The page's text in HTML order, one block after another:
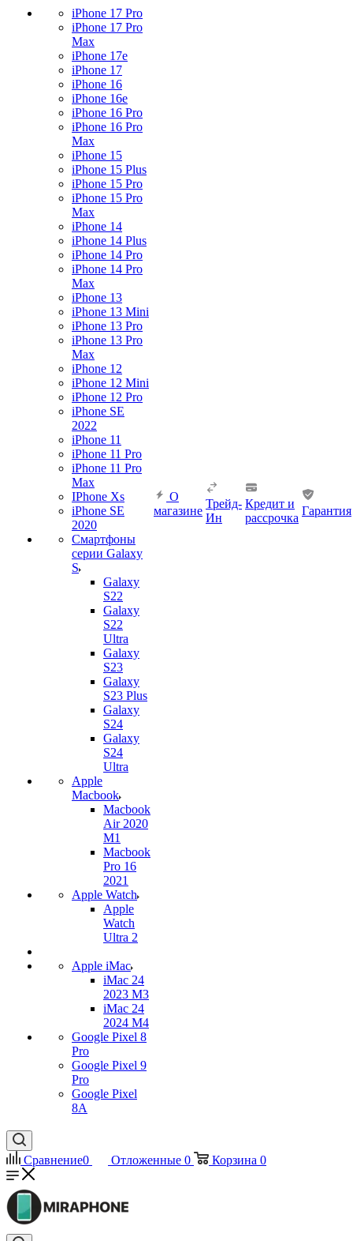
iPhone 17 Pro
iPhone 17 Pro
Max
iPhone 17e
iPhone 17
iPhone 16
iPhone 16e
iPhone 16 Pro
iPhone 16 Pro
Max
iPhone 15
iPhone 15 Plus
iPhone 15 Pro
iPhone 15 Pro
Max
iPhone 14
iPhone 14 Plus
iPhone 14 Pro
iPhone 14 Pro
Max
iPhone 13
iPhone 13 Mini
iPhone 13 Pro
iPhone 13 Pro
Max
iPhone 12
iPhone 12 Mini
iPhone 12 Pro
iPhone SE
2022
iPhone 11
iPhone 11 Pro
iPhone 11 Pro
Max
IPhone Xs
iPhone SE
2020
Смартфоны
серии Galaxy
S
Galaxy
S22
Galaxy
S22
Ultra
Galaxy
S23
Galaxy
S23 Plus
Galaxy
S24
Galaxy
S24
Ultra
Apple
Macbook
Macbook
Air 2020
M1
Macbook
Pro 16
2021
Apple Watch
Apple
Watch
Ultra 2
Apple iMac
iMac 24
2023 M3
iMac 24
2024 M4
Google Pixel 8
Pro
Google Pixel 9
Pro
Google Pixel
8A
О
магазине
Трейд-
Ин
Кредит и
рассрочка
Гарантия
Сравнение0 Отложенные 0 Корзина 0